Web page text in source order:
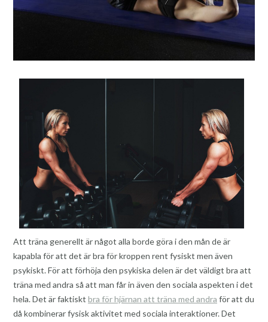
Att träna generellt är något alla borde göra i den mån de är
kapabla för att det är bra för kroppen rent fysiskt men även
psykiskt. För att förhöja den psykiska delen är det väldigt bra att
träna med andra så att man får in även den sociala aspekten i det
hela. Det är faktiskt bra för hjärnan att träna med andra för att du
då kombinerar fysisk aktivitet med sociala interaktioner. Det